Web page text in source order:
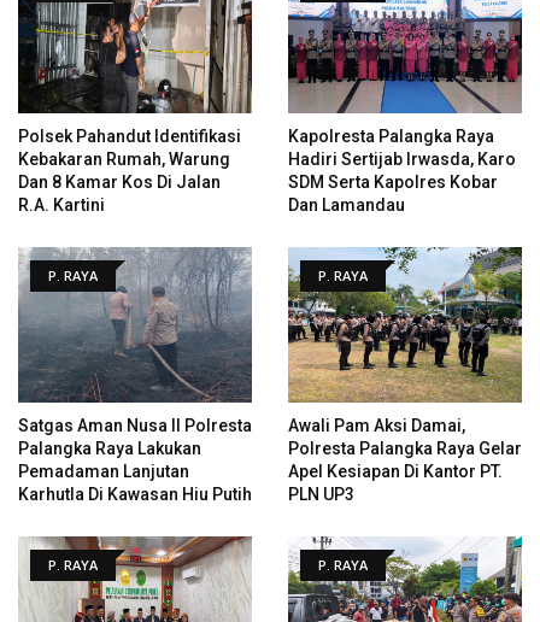
Polsek Pahandut Identifikasi
Kebakaran Rumah, Warung
Dan 8 Kamar Kos Di Jalan
R.A. Kartini
Kapolresta Palangka Raya
Hadiri Sertijab Irwasda, Karo
SDM Serta Kapolres Kobar
Dan Lamandau
P. RAYA
Satgas Aman Nusa II Polresta
Palangka Raya Lakukan
Pemadaman Lanjutan
Karhutla Di Kawasan Hiu Putih
P. RAYA
Awali Pam Aksi Damai,
Polresta Palangka Raya Gelar
Apel Kesiapan Di Kantor PT.
PLN UP3
P. RAYA P. RAYA